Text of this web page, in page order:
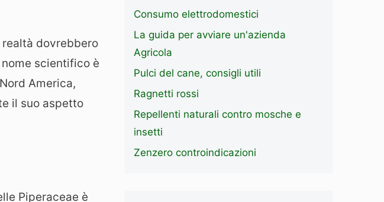
realtà dovrebbero
nome scientifico è
America,
il suo aspetto
Piperaceae è
Consumo elettrodomestici
La guida per avviare un'azienda
Agricola
Pulci del cane, consigli utili
Ragnetti rossi
Repellenti naturali contro mosche e
insetti
Zenzero controindicazioni